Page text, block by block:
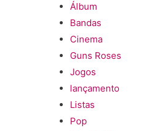
Álbum
Bandas
Cinema
Guns Roses
Jogos
lançamento
Listas
Pop